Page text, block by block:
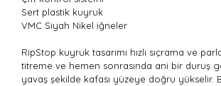
Sert plastik kuyruk
VMC Siyah Nikel iğneler
RipStop kuyruk tasarımı hızlı sıçrama ve
titreme ve hemen sonrasında ani bir duruş
yavaş şekilde kafası yüzeye doğru yükselir.